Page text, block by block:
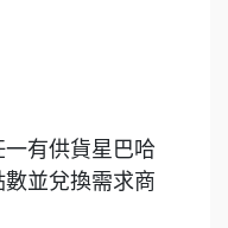
有供貨星巴哈
並兌換需求商